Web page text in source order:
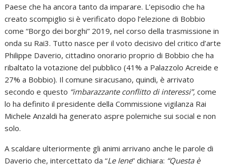
Paese che ha ancora tanto da imparare. L’episodio che ha
creato scompiglio si è verificato dopo l’elezione di Bobbio
come “Borgo dei borghi” 2019, nel corso della trasmissione in
onda su Rai3. Tutto nasce per il voto decisivo del critico d’arte
Philippe Daverio, cittadino onorario proprio di Bobbio che ha
ribaltato la votazione del pubblico (41% a Palazzolo Acreide e
27% a Bobbio). Il comune siracusano, quindi, è arrivato
secondo e questo “imbarazzante conflitto di interessi”, come
lo ha definito il presidente della Commissione vigilanza Rai
Michele Anzaldi ha generato aspre polemiche sui social e non
solo.
A scaldare ulteriormente gli animi arrivano anche le parole di
Daverio che, intercettato da “Le Iene” dichiara: “Questa è